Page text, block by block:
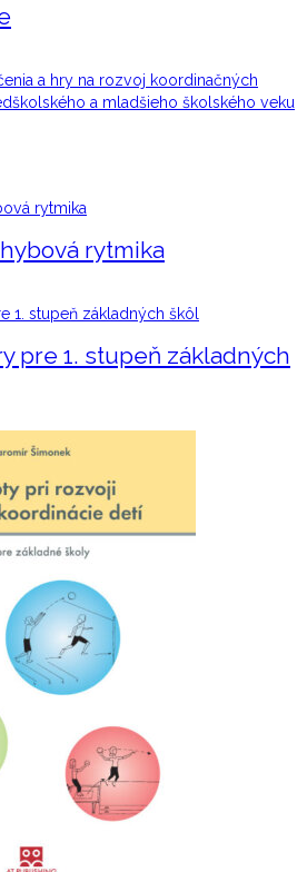
rytmika
pre 1. stupeň základných